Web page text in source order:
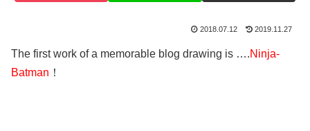
2018.07.12 2019.11.27
The first work of a memorable blog drawing is ….Ninja-
Batman ！